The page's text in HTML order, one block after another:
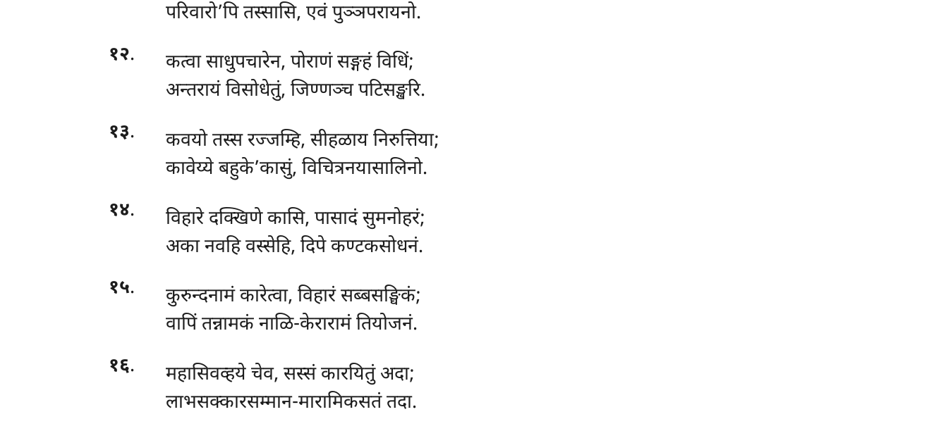
परिवारो’पि तस्सासि, एवं पुञ्ञपरायनो.
१२.
कत्वा साधुपचारेन, पोराणं सङ्गहं विधिं;
अन्तरायं विसोधेतुं, जिण्णञ्च पटिसङ्खरि.
१३. कवयोतस्स रज्जम्हि, सीहळाय निरुत्तिया;
कावेय्ये बहुके’कासुं, विचित्रनयासालिनो.
१४.
विहारे दक्खिणे कासि, पासादं सुमनोहरं;
अका नवहि वस्सेहि, दिपे कण्टकसोधनं.
१५.
कुरुन्दनामं कारेत्वा, विहारं सब्बसङ्घिकं;
वापिं तन्नामकं नाळि-केरारामं तियोजनं.
१६.
महासिवव्हये चेव, सस्सं कारयितुं अदा;
लाभसक्कारसम्मान-मारामिकसतं तदा.